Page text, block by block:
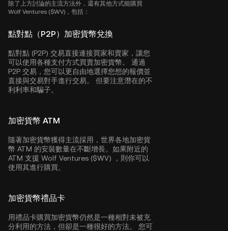
除了上方討論的主流方法外，還有其他方式能購買
Wolf Ventures ($WV)，包括：
點對點（P2P）加密貨幣兌換
點對點 (P2P) 交易直接連接買家和賣家，讓您
可以使用各種支付方式買賣加密貨幣。 通過
P2P 交易，您可以更自由地選擇您想的報價並
直接與交易對手進行交易。 但要注意潛在的不
利利率和騙子。
加密貨幣 ATM
隨著加密貨幣獲得主流採用，世界各地加密貨
幣 ATM 的安裝數量在不斷增長。如果附近的
ATM 支援 Wolf Ventures ($WV) ，則你可以
使用其進行購買。
加密貨幣禮品卡
用禮品卡購買加密貨幣仍然是一種相對未被充
分利用的方法，但卻是一種很好的方法。 您可